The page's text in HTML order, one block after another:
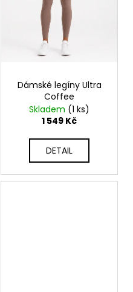
Dámské legíny Ultra
Coffee
Skladem (1 ks)
1 549 Kč
DETAIL